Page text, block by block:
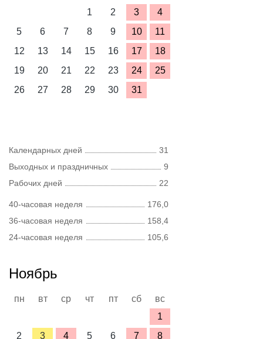
1
2 3
4
5
6 7 8 9 10
11
12
13 14 15 16 17
18
19
20 21 22 23 24
25
26
27 28 29 30 31
Календарных дней
31
Выходных и праздничных
9
Рабочих дней
22
40-часовая неделя
176,0
36-часовая неделя
158,4
24-часовая неделя
105,6
Ноябрь
пн вт ср чт пт сб
вс
1
2
3 4 5 6 7 8